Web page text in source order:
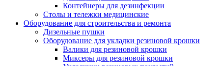
Контейнеры для дезинфекции
Столы и тележки медицинские
Оборудование для строительства и ремонта
Дизельные пушки
Оборудование для укладки резиновой крошки
Валики для резиновой крошки
Миксеры для резиновой крошки